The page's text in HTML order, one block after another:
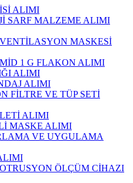
ALIMI
SARF MALZEME ALIMI
MASKESİ
1 G FLAKON ALIMI
ALIMI
ALIMI
FİLTRE VE TÜP SETİ
ALIMI
MASKE ALIMI
VE UYGULAMA
ÖLÇÜM CİHAZI